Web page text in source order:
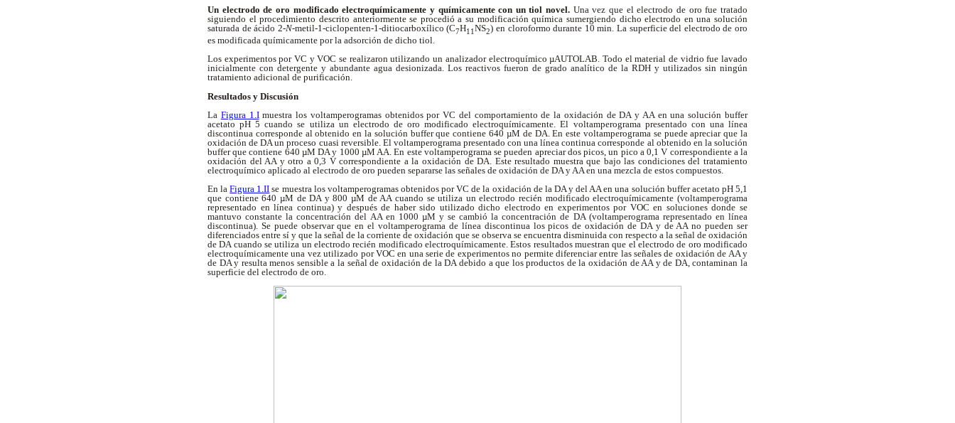
Un electrodo de oro modificado electroquímicamente y químicamente con un tiol novel. Una vez que el electrodo de oro fue tratado
siguiendo el procedimiento descrito anteriormente se procedió a su modificación química sumergiendo dicho electrodo en una solución
saturada de ácido 2-N-metil-1-ciclopenten-1-ditiocarboxílico (C7H11NS2) en cloroformo durante 10 min. La superficie del electrodo de oro
es modificada químicamente por la adsorción de dicho tiol.
Los experimentos por VC y VOC se realizaron utilizando un analizador electroquímico µAUTOLAB. Todo el material de vidrio fue lavado
inicialmente con detergente y abundante agua desionizada. Los reactivos fueron de grado analítico de la RDH y utilizados sin ningún
tratamiento adicional de purificación.
Resultados y Discusión
La Figura 1.Imuestra los voltamperogramas obtenidos por VC del comportamiento de la oxidación de DA y AA en una solución buffer
acetato pH 5 cuando se utiliza un electrodo de oro modificado electroquímicamente. El voltamperograma presentado con una línea
discontinua corresponde al obtenido en la solución buffer que contiene 640 µM de DA. En este voltamperograma se puede apreciar que la
oxidación de DA un proceso cuasi reversible. El voltamperograma presentado con una línea continua corresponde al obtenido en la solución
buffer que contiene 640 µM DA y 1000 µM AA. En este voltamperograma se pueden apreciar dos picos, un pico a 0,1 V correspondiente a la
oxidación del AA y otro a 0,3 V correspondiente a la oxidación de DA. Este resultado muestra que bajo las condiciones del tratamiento
electroquímico aplicado al electrodo de oro pueden separarse las señales de oxidación de DA y AA en una mezcla de estos compuestos.
En laFigura 1.II se muestra los voltamperogramas obtenidos por VC de la oxidación de la DA y del AA en una solución buffer acetato pH 5,1
que contiene 640 µM de DA y 800 µM de AA cuando se utiliza un electrodo recién modificado electroquímicamente (voltamperograma
representado en línea continua) y después de haber sido utilizado dicho electrodo en experimentos por VOC en soluciones donde se
mantuvo constante la concentración del AA en 1000 µM y se cambió la concentración de DA (voltamperograma representado en línea
discontinua). Se puede observar que en el voltamperograma de línea discontinua los picos de oxidación de DA y de AA no pueden ser
diferenciados entre sí y que la señal de la corriente de oxidación que se observa se encuentra disminuida con respecto a la señal de oxidación
de DA cuando se utiliza un electrodo recién modificado electroquímicamente. Estos resultados muestran que el electrodo de oro modificado
electroquímicamente una vez utilizado por VOC en una serie de experimentos no permite diferenciar entre las señales de oxidación de AA y
de DA y resulta menos sensible a la señal de oxidación de la DA debido a que los productos de la oxidación de AA y de DA, contaminan la
superficie del electrodo de oro.